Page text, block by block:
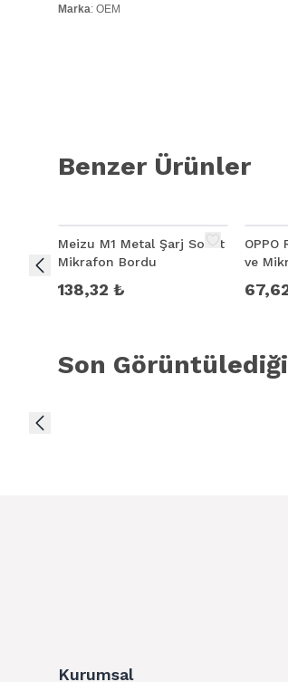
Marka: OEM
REEDER P10S ŞARJ SOKETİ
Benzer Ürünler
Meizu M1 Metal Şarj Soket
Mikrafon Bordu
138,32 ₺
OPPO
ve
Son
Kurumsal